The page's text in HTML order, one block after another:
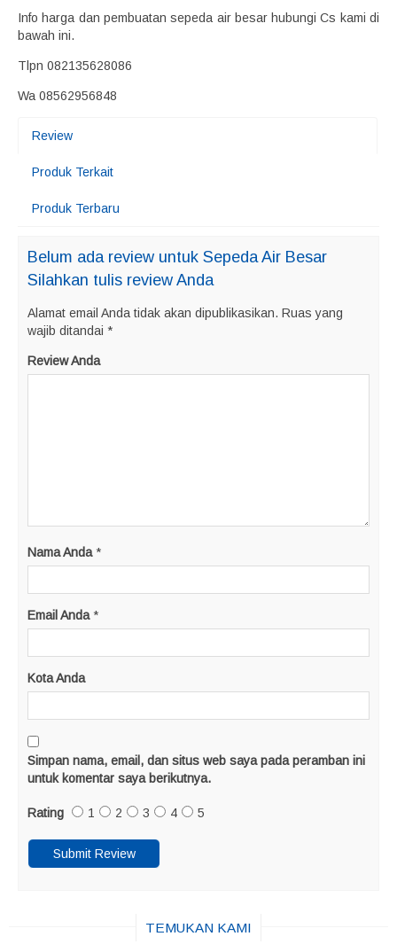
Info harga dan pembuatan sepeda air besar hubungi Cs kami di
bawah ini.
Tlpn 082135628086
Wa 08562956848
Review
Produk Terkait
Produk Terbaru
Belum ada review untuk Sepeda Air Besar
Silahkan tulis review Anda
Alamat email Anda tidak akan dipublikasikan. Ruas yang
wajib ditandai *
Review Anda
Nama Anda *
Email Anda *
Kota Anda
Simpan nama, email, dan situs web saya pada peramban ini
untuk komentar saya berikutnya.
Rating 1 2 3 4 5
TEMUKAN KAMI